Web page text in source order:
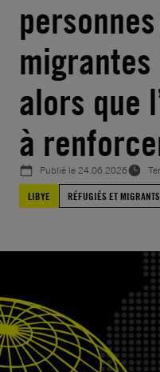
migrantes
alors que
à
Publié le24.06.2026
LIBYE
RÉFUGIÉS ET MIGRANTS